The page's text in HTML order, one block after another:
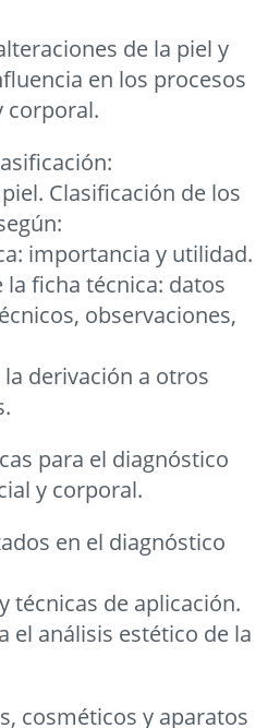
de la piel y
en los procesos
corporal.
Clasificación de los
importancia y utilidad.
ficha técnica: datos
observaciones,
derivación a otros
para el diagnóstico
y corporal.
en el diagnóstico
técnicas de aplicación.
el análisis estético de la
cosméticos y aparatos